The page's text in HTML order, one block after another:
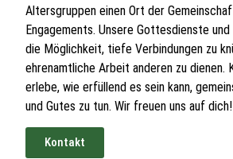
Altersgruppen einen Ort der
Engagements. Unsere Gottesdienste
die Möglichkeit, tiefe Verbindungen zu
ehrenamtliche Arbeit anderen zu dienen.
erlebe, wie erfüllend es sein kann,
und Gutes zu tun. Wir freuen uns auf dich!
Kontakt